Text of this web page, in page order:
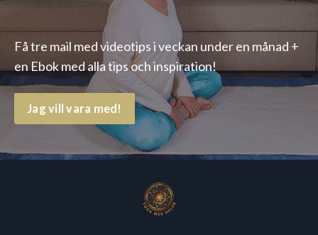
Få tre mail med videotips i veckan under en månad +
en Ebok med alla tips och inspiration!
Jag vill vara med!